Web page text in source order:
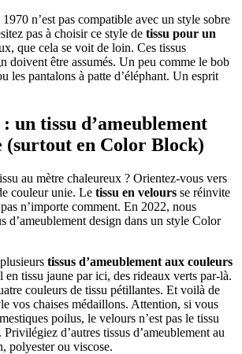
n’est pas compatible avec un style sobre
pas à choisir ce style de tissu pour un
que cela se voit de loin. Ces tissus
doivent être assumés. Un peu comme le bob
les pantalons à patte d’éléphant. Un esprit
un tissu d’ameublement
(surtout en Color Block)
au mètre chaleureux ? Orientez-vous vers
couleur unie. Le tissu en velours se réinvite
n’importe comment. En 2022, nous
d’ameublement design dans un style Color
tissus d’ameublement aux couleurs
en tissu jaune par ici, des rideaux verts par-là.
couleurs de tissu pétillantes. Et voilà de
vos chaises médaillons. Attention, si vous
poilus, le velours n’est pas le tissu
d’autres tissus d’ameublement au
polyester ou viscose.